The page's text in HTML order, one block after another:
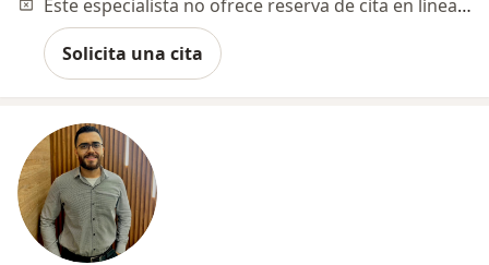
Este especialista no ofrece reserva de cita en línea en esta dirección.
Solicita una cita